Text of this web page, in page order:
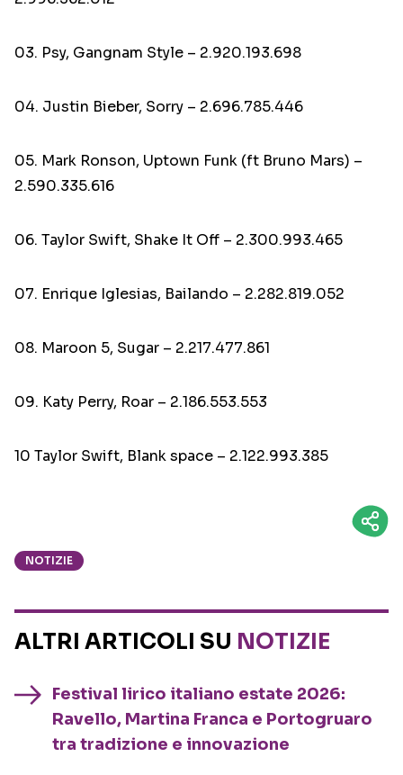
03. Psy, Gangnam Style – 2.920.193.698
04. Justin Bieber, Sorry – 2.696.785.446
05. Mark Ronson, Uptown Funk (ft Bruno Mars) –
2.590.335.616
06. Taylor Swift, Shake It Off – 2.300.993.465
07. Enrique Iglesias, Bailando – 2.282.819.052
08. Maroon 5, Sugar – 2.217.477.861
09. Katy Perry, Roar – 2.186.553.553
10 Taylor Swift, Blank space – 2.122.993.385
NOTIZIE
ALTRI ARTICOLI SU NOTIZIE
Festival lirico italiano estate 2026:
Ravello, Martina Franca e Portogruaro
tra tradizione e innovazione